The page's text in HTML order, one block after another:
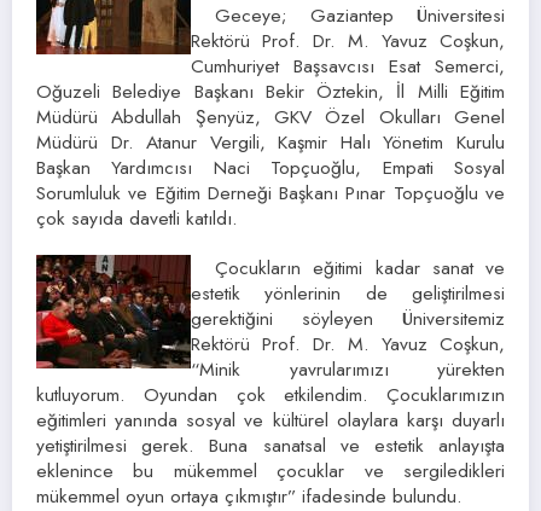
Geceye; Gaziantep Üniversitesi
Rektörü Prof. Dr. M. Yavuz Coşkun,
Cumhuriyet Başsavcısı Esat Semerci,
Oğuzeli Belediye Başkanı Bekir Öztekin, İl Milli Eğitim
Müdürü Abdullah Şenyüz, GKV Özel Okulları Genel
Müdürü Dr. Atanur Vergili, Kaşmir Halı Yönetim Kurulu
Başkan Yardımcısı Naci Topçuoğlu, Empati Sosyal
Sorumluluk ve Eğitim Derneği Başkanı Pınar Topçuoğlu ve
çok sayıda davetli katıldı.
Çocukların eğitimi kadar sanat ve
estetik yönlerinin de geliştirilmesi
gerektiğini söyleyen Üniversitemiz
Rektörü Prof. Dr. M. Yavuz Coşkun,
“Minik yavrularımızı yürekten
kutluyorum. Oyundan çok etkilendim. Çocuklarımızın
eğitimleri yanında sosyal ve kültürel olaylara karşı duyarlı
yetiştirilmesi gerek. Buna sanatsal ve estetik anlayışta
eklenince bu mükemmel çocuklar ve sergiledikleri
mükemmel oyun ortaya çıkmıştır” ifadesinde bulundu.